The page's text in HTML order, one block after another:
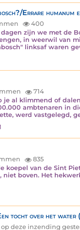
Errare humanum
400
zijn we met de
in weerwil van
linksaf waren
714
je al klimmend of
ambtenaren in
werd vastgelegd,
835
koepel van de Sint
niet boven. Het
tocht over het water
op deze inzending